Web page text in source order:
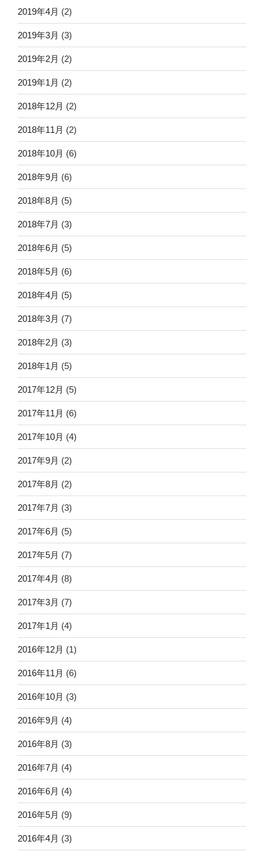
2019年4月 (2)
2019年3月 (3)
2019年2月 (2)
2019年1月 (2)
2018年12月 (2)
2018年11月 (2)
2018年10月 (6)
2018年9月 (6)
2018年8月 (5)
2018年7月 (3)
2018年6月 (5)
2018年5月 (6)
2018年4月 (5)
2018年3月 (7)
2018年2月 (3)
2018年1月 (5)
2017年12月 (5)
2017年11月 (6)
2017年10月 (4)
2017年9月 (2)
2017年8月 (2)
2017年7月 (3)
2017年6月 (5)
2017年5月 (7)
2017年4月 (8)
2017年3月 (7)
2017年1月 (4)
2016年12月 (1)
2016年11月 (6)
2016年10月 (3)
2016年9月 (4)
2016年8月 (3)
2016年7月 (4)
2016年6月 (4)
2016年5月 (9)
2016年4月 (3)